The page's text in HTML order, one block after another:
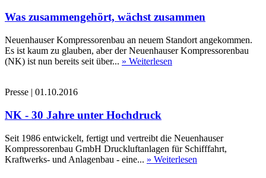
Was zusammengehört, wächst zusammen
Neuenhauser Kompressorenbau an neuem Standort angekommen.
Es ist kaum zu glauben, aber der Neuenhauser Kompressorenbau
(NK) ist nun bereits seit über... » Weiterlesen
Presse | 01.10.2016
NK - 30 Jahre unter Hochdruck
Seit 1986 entwickelt, fertigt und vertreibt die Neuenhauser
Kompressorenbau GmbH Druckluftanlagen für Schifffahrt,
Kraftwerks- und Anlagenbau - eine... » Weiterlesen